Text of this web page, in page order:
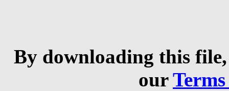
By downloading this
our